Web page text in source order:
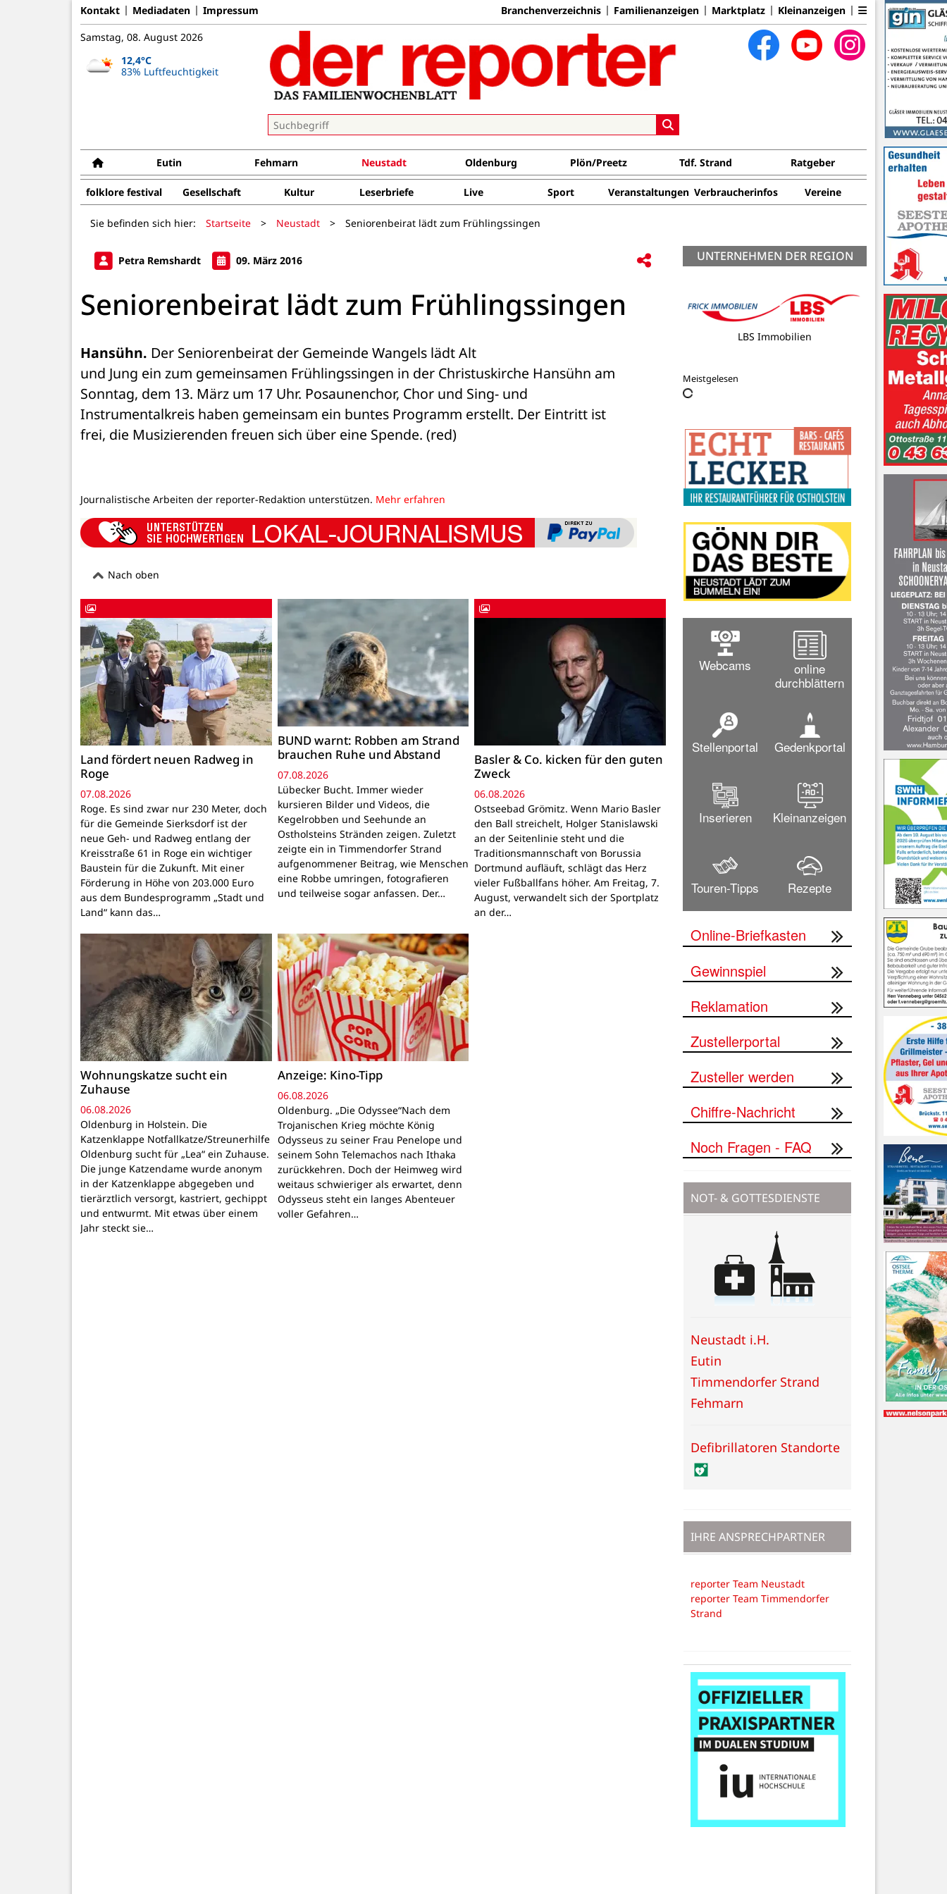
Kontakt Mediadaten Impressum Branchenverzeichnis Familienanzeigen Marktplatz Kleinanzeigen
Samstag, 08. August 2026
12,4°C
83% Luftfeuchtigkeit
Eutin Fehmarn Neustadt Oldenburg Plön/Preetz Tdf. Strand Ratgeber
folklore festival Gesellschaft Kultur Leserbriefe Live Sport Veranstaltungen Verbraucherinfos Vereine
Sie befinden sich hier: Startseite > Neustadt > Seniorenbeirat lädt zum Frühlingssingen
Petra Remshardt 09. März 2016
Seniorenbeirat lädt zum Frühlingssingen
Hansühn. Der Seniorenbeirat der Gemeinde Wangels lädt Alt
und Jung ein zum gemeinsamen Frühlingssingen in der Christuskirche Hansühn am
Sonntag, dem 13. März um 17 Uhr. Posaunenchor, Chor und Sing- und
Instrumentalkreis haben gemeinsam ein buntes Programm erstellt. Der Eintritt ist
frei, die Musizierenden freuen sich über eine Spende. (red)
Journalistische Arbeiten der reporter-Redaktion unterstützen. Mehr erfahren
Nach oben
Land fördert neuen Radweg in
Roge
07.08.2026
Roge. Es sind zwar nur 230 Meter, doch
für die Gemeinde Sierksdorf ist der
neue Geh- und Radweg entlang der
Kreisstraße 61 in Roge ein wichtiger
Baustein für die Zukunft. Mit einer
Förderung in Höhe von 203.000 Euro
aus dem Bundesprogramm „Stadt und
Land“ kann das…
BUND warnt: Robben am Strand
brauchen Ruhe und Abstand
07.08.2026
Lübecker Bucht. Immer wieder
kursieren Bilder und Videos, die
Kegelrobben und Seehunde an
Ostholsteins Stränden zeigen. Zuletzt
zeigte ein in Timmendorfer Strand
aufgenommener Beitrag, wie Menschen
eine Robbe umringen, fotografieren
und teilweise sogar anfassen. Der…
Basler & Co. kicken für den guten
Zweck
06.08.2026
Ostseebad Grömitz. Wenn Mario Basler
den Ball streichelt, Holger Stanislawski
an der Seitenlinie steht und die
Traditionsmannschaft von Borussia
Dortmund aufläuft, schlägt das Herz
vieler Fußballfans höher. Am Freitag, 7.
August, verwandelt sich der Sportplatz
an der…
Wohnungskatze sucht ein
Zuhause
06.08.2026
Oldenburg in Holstein. Die
Katzenklappe Notfallkatze/Streunerhilfe
Oldenburg sucht für „Lea“ ein Zuhause.
Die junge Katzendame wurde anonym
in der Katzenklappe abgegeben und
tierärztlich versorgt, kastriert, gechippt
und entwurmt. Mit etwas über einem
Jahr steckt sie…
Anzeige: Kino-Tipp
06.08.2026
Oldenburg. „Die Odyssee“Nach dem
Trojanischen Krieg möchte König
Odysseus zu seiner Frau Penelope und
seinem Sohn Telemachos nach Ithaka
zurückkehren. Doch der Heimweg wird
weitaus schwieriger als erwartet, denn
Odysseus steht ein langes Abenteuer
voller Gefahren…
UNTERNEHMEN DER REGION
LBS Immobilien
Meistgelesen
Webcams
online
durchblättern
Stellenportal Gedenkportal
Inserieren Kleinanzeigen
Touren-Tipps Rezepte
Online-Briefkasten
Gewinnspiel
Reklamation
Zustellerportal
Zusteller werden
Chiffre-Nachricht
Noch Fragen - FAQ
NOT- & GOTTESDIENSTE
Neustadt i.H.
Eutin
Timmendorfer Strand
Fehmarn
Defibrillatoren Standorte
IHRE ANSPRECHPARTNER
reporter Team Neustadt
reporter Team Timmendorfer
Strand